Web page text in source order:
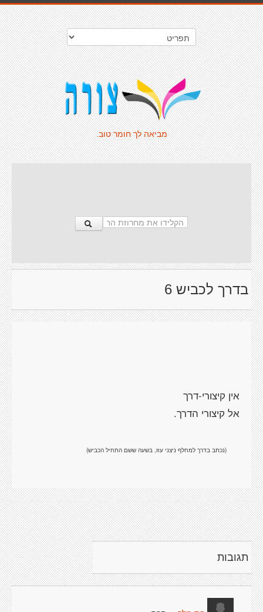
מביאה לך חומר טוב.
בדרך לכביש 6
(נכתב בדרך למחלף ניצני עוז, בשעה ששם התחיל הכביש)
תגובות